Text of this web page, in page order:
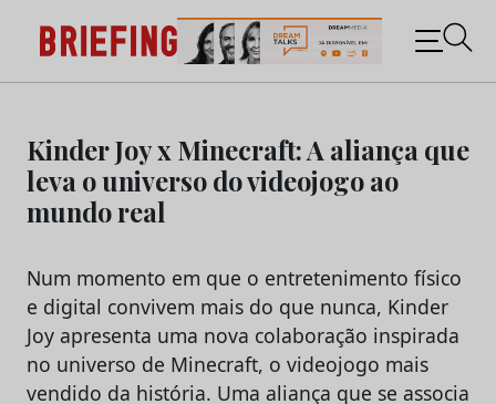
content
Briefing: Todas as notícias sobre os negócios do
Marketing e da Publicidade
Kinder Joy x Minecraft: A aliança que
leva o universo do videojogo ao
mundo real
Num momento em que o entretenimento físico
e digital convivem mais do que nunca, Kinder
Joy apresenta uma nova colaboração inspirada
no universo de Minecraft, o videojogo mais
vendido da história. Uma aliança que se associa